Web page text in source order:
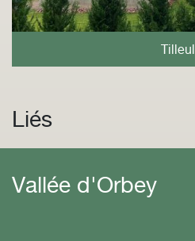
Tilleul
Liés
Vallée d'Orbey